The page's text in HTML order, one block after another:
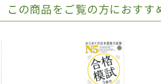
この商品をご覧の方におすす